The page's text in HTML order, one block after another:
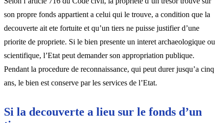
son propre fonds appartient a celui qui le trouve, a condition que la
decouverte ait ete fortuite et qu’un tiers ne puisse justifier d’une
priorite de propriete. Si le bien presente un interet archaeologique ou
scientifique, l’Etat peut demander son appropriation publique.
Pendant la procedure de reconnaissance, qui peut durer jusqu’a cinq
ans, le bien est conserve par les services de l’Etat.
Si la decouverte a lieu sur le fonds d’un